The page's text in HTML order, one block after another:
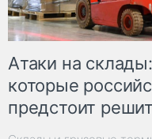
Атаки на
которые
предстоит